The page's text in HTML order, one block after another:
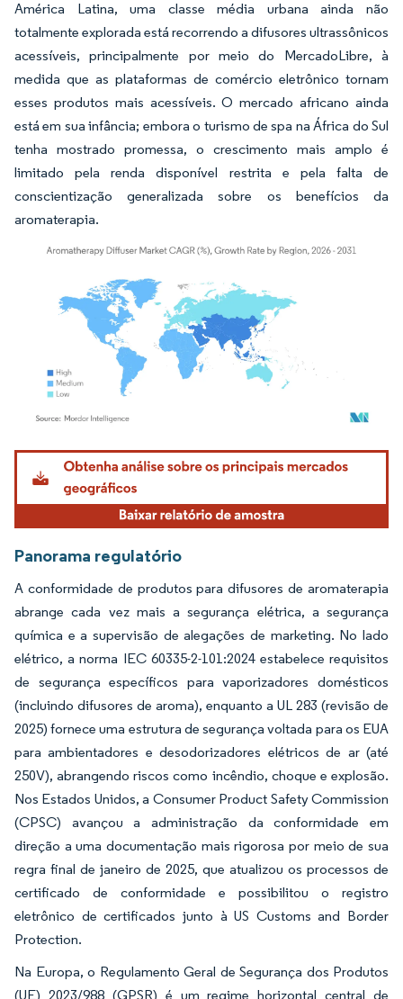
América Latina, uma classe média urbana ainda não
totalmente explorada está recorrendo a difusores ultrassônicos
acessíveis, principalmente por meio do MercadoLibre, à
medida que as plataformas de comércio eletrônico tornam
esses produtos mais acessíveis. O mercado africano ainda
está em sua infância; embora o turismo de spa na África do Sul
tenha mostrado promessa, o crescimento mais amplo é
limitado pela renda disponível restrita e pela falta de
conscientização generalizada sobre os benefícios da
aromaterapia.
Imagem © Mordor Intelligence. O reuso requer atribuição conforme CC BY 4.0.
Panorama regulatório
A conformidade de produtos para difusores de aromaterapia
abrange cada vez mais a segurança elétrica, a segurança
química e a supervisão de alegações de marketing. No lado
elétrico, a norma IEC 60335-2-101:2024 estabelece requisitos
de segurança específicos para vaporizadores domésticos
(incluindo difusores de aroma), enquanto a UL 283 (revisão de
2025) fornece uma estrutura de segurança voltada para os EUA
para ambientadores e desodorizadores elétricos de ar (até
250V), abrangendo riscos como incêndio, choque e explosão.
Nos Estados Unidos, a Consumer Product Safety Commission
(CPSC) avançou a administração da conformidade em
direção a uma documentação mais rigorosa por meio de sua
regra final de janeiro de 2025, que atualizou os processos de
certificado de conformidade e possibilitou o registro
eletrônico de certificados junto à US Customs and Border
Protection.
Na Europa, o Regulamento Geral de Segurança dos Produtos
(UE) 2023/988 (GPSR) é um regime horizontal central de